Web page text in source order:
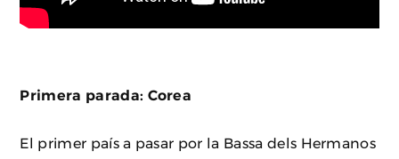
Primera parada: Corea
El primer país a pasar por la Bassa dels Hermanos